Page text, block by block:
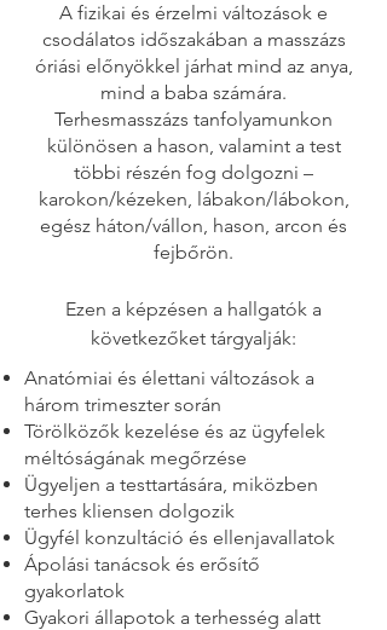
A fizikai és érzelmi változások e
csodálatos időszakában a masszázs
óriási előnyökkel járhat mind az anya,
mind a baba számára.
Terhesmasszázs tanfolyamunkon
különösen a hason, valamint a test
többi részén fog dolgozni –
karokon/kézeken, lábakon/lábokon,
egész háton/vállon, hason, arcon és
fejbőrön.
Ezen a képzésen a hallgatók a
következőket tárgyalják:
Anatómiai és élettani változások a
három trimeszter során
Törölközők kezelése és az ügyfelek
méltóságának megőrzése
Ügyeljen a testtartására, miközben
terhes kliensen dolgozik
Ügyfél konzultáció és ellenjavallatok
Ápolási tanácsok és erősítő
gyakorlatok
Gyakori állapotok a terhesség alatt